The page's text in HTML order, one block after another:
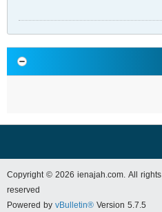
Copyright © 2026 ienajah.com. All rights
reserved
Powered byvBulletin®Version 5.7.5